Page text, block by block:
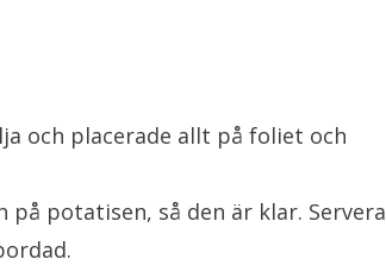
och placerade allt på foliet och
potatisen, så den är klar. Servera